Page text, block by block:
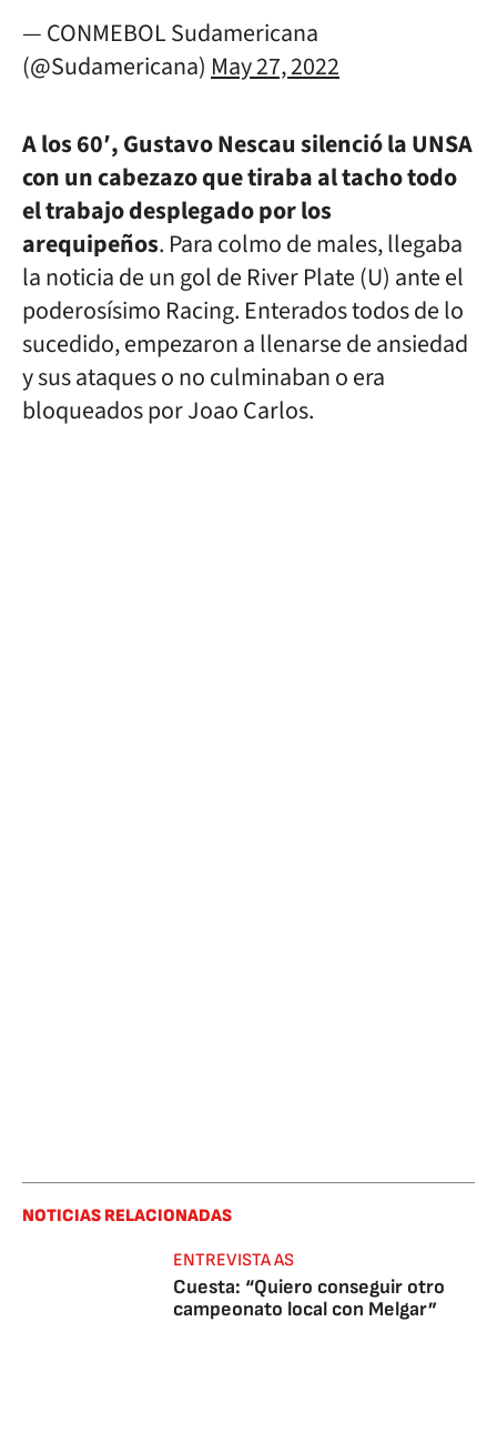
— CONMEBOL Sudamericana
(@Sudamericana) May 27, 2022
A los 60′, Gustavo Nescau silenció la UNSA
con un cabezazo que tiraba al tacho todo
el trabajo desplegado por los
arequipeños. Para colmo de males, llegaba
la noticia de un gol de River Plate (U) ante el
poderosísimo Racing. Enterados todos de lo
sucedido, empezaron a llenarse de ansiedad
y sus ataques o no culminaban o era
bloqueados por Joao Carlos.
NOTICIAS RELACIONADAS
ENTREVISTA AS
Cuesta: “Quiero conseguir otro
campeonato local con Melgar”